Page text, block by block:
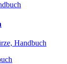
Handbuch